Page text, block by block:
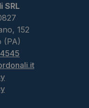
SRL
152
(PA)